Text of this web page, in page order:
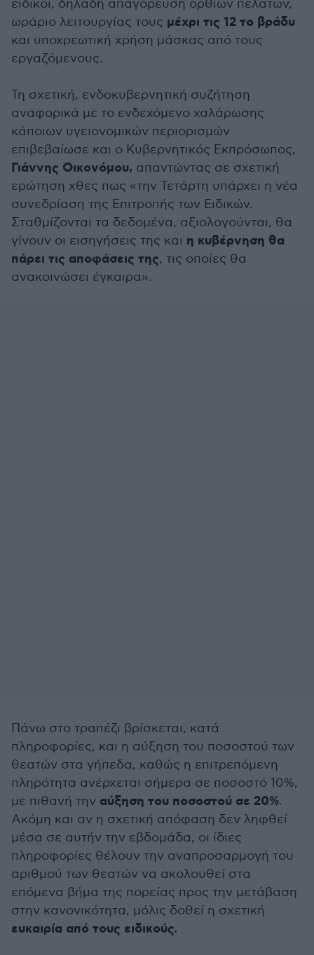
ειδικοί, δηλαδή απαγόρευση ορθίων πελατών,
ωράριο λειτουργίας τους μέχρι τις 12 το βράδυ
και υποχρεωτική χρήση μάσκας από τους
εργαζόμενους.
Τη σχετική, ενδοκυβερνητική συζήτηση
αναφορικά με το ενδεχόμενο χαλάρωσης
κάποιων υγειονομικών περιορισμών
επιβεβαίωσε και ο Κυβερνητικός Εκπρόσωπος,
Γιάννης Οικονόμου, απαντώντας σε σχετική
ερώτηση χθες πως «την Τετάρτη υπάρχει η νέα
συνεδρίαση της Επιτροπής των Ειδικών.
Σταθμίζονται τα δεδομένα, αξιολογούνται, θα
γίνουν οι εισηγήσεις της και η κυβέρνηση θα
πάρει τις αποφάσεις της, τις οποίες θα
ανακοινώσει έγκαιρα».
Πάνω στο τραπέζι βρίσκεται, κατά
πληροφορίες, και η αύξηση του ποσοστού των
θεατών στα γήπεδα, καθώς η επιτρεπόμενη
πληρότητα ανέρχεται σήμερα σε ποσοστό 10%,
με πιθανή την αύξηση του ποσοστού σε 20%.
Ακόμη και αν η σχετική απόφαση δεν ληφθεί
μέσα σε αυτήν την εβδομάδα, οι ίδιες
πληροφορίες θέλουν την αναπροσαρμογή του
αριθμού των θεατών να ακολουθεί στα
επόμενα βήμα της πορείας προς την μετάβαση
στην κανονικότητα, μόλις δοθεί η σχετική
ευκαιρία από τους ειδικούς.